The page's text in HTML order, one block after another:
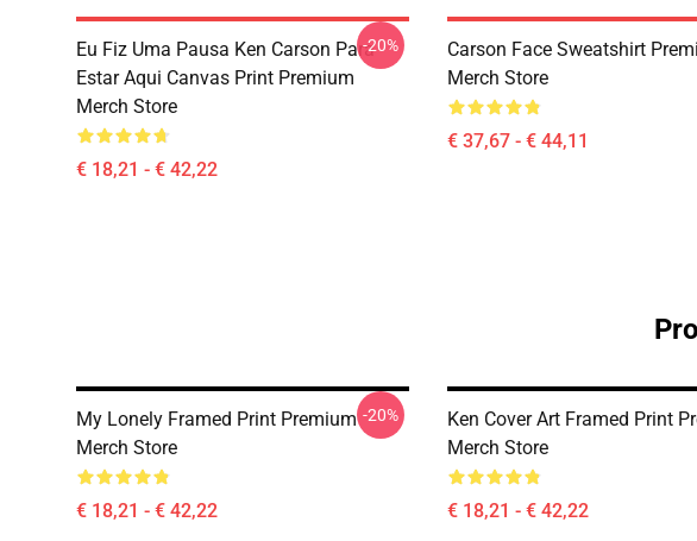
Eu Fiz Uma Pausa Ken Carson Para
Estar Aqui Canvas Print Premium
Merch Store
€ 18,21 - € 42,22
-20%
Carson Face Sweatshirt
Merch Store
€ 37,67 - € 44,11
My Lonely Framed Print Premium
Merch Store
€ 18,21 - € 42,22
-20%
Ken Cover Art Framed Print
Merch Store
€ 18,21 - € 42,22